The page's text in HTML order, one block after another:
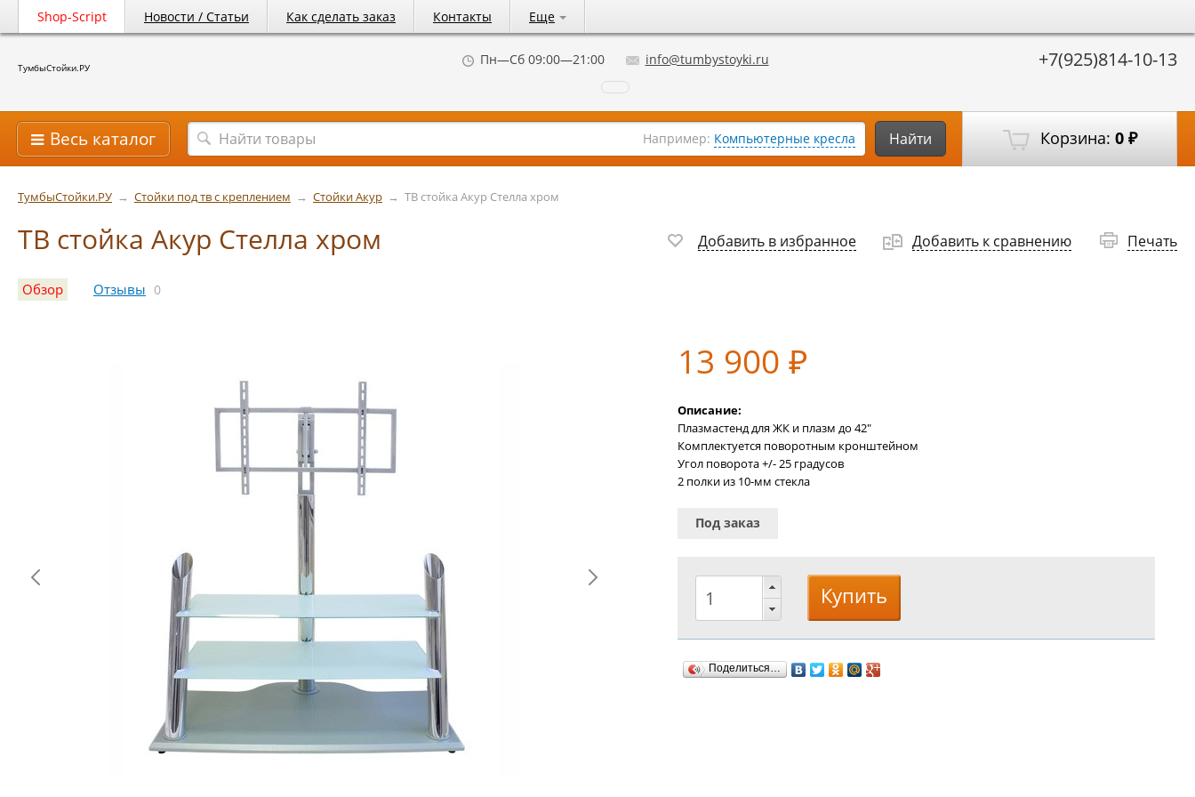
Shop-Script Новости / Статьи Как сделать заказ Контакты Еще
ТумбыСтойки.РУ +7(925)814-10-13
Пн—Сб 09:00—21:00 info@tumbystoyki.ru
Корзина: 0 ₽
Весь каталог Например: Компьютерные кресла Найти
ТумбыСтойки.РУ → Стойки под тв с креплением → Стойки Акур → ТВ стойка Акур Стелла хром
ТВ стойка Акур Стелла хром Добавить в избранное Добавить к сравнению Печать
Обзор Отзывы 0
13 900₽
Описание:
Плазмастенд для ЖК и плазм до 42"
Комплектуется поворотным кронштейном
Угол поворота +/- 25 градусов
2 полки из 10-мм стекла
Под заказ
Поделиться…